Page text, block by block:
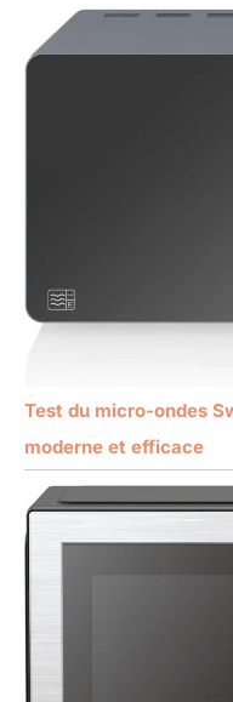
Test du micro-ondes
moderne et efficace